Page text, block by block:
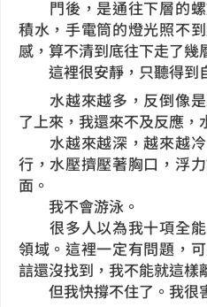
門後，是通往下層的螺
積水，手電筒的燈光照不
感，算不清到底往下走了幾
這裡很安靜，只聽得到
水越來越多，反倒像是
了上來，我還來不及反應，
水越來越深，越來越冷
行，水壓擠壓著胸口，浮
面。
我不會游泳。
很多人以為我十項全能
領域。這裡一定有問題，
誩還沒找到，我不能就這樣
但我快撐不住了。我很